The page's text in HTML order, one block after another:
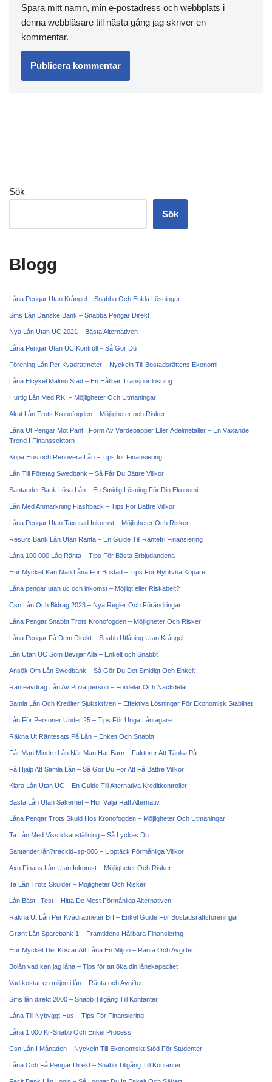
Spara mitt namn, min e-postadress och webbplats i
denna webbläsare till nästa gång jag skriver en
kommentar.
Sök
Sök
Blogg
Låna Pengar Utan Krångel – Snabba Och Enkla Lösningar
Sms Lån Danske Bank – Snabba Pengar Direkt
Nya Lån Utan UC 2021 – Bästa Alternativen
Låna Pengar Utan UC Kontroll – Så Gör Du
Förening Lån Per Kvadratmeter – Nyckeln Till Bostadsrättens Ekonomi
Låna Elcykel Malmö Stad – En Hållbar Transportlösning
Hurtig Lån Med RKI – Möjligheter Och Utmaningar
Akut Lån Trots Kronofogden – Möjligheter och Risker
Låna Ut Pengar Mot Pant I Form Av Värdepapper Eller Ädelmetaller – En Växande
Trend I Finanssektorn
Köpa Hus och Renovera Lån – Tips för Finansiering
Lån Till Företag Swedbank – Så Får Du Bättre Villkor
Santander Bank Lösa Lån – En Smidig Lösning För Din Ekonomi
Lån Med Anmärkning Flashback – Tips För Bättre Villkor
Låna Pengar Utan Taxerad Inkomst – Möjligheter Och Risker
Resurs Bank Lån Utan Ränta – En Guide Till Räntefri Finansiering
Låna 100 000 Låg Ränta – Tips För Bästa Erbjudandena
Hur Mycket Kan Man Låna För Bostad – Tips För Nyblivna Köpare
Låna pengar utan uc och inkomst – Möjligt eller Riskabelt?
Csn Lån Och Bidrag 2023 – Nya Regler Och Förändringar
Låna Pengar Snabbt Trots Kronofogden – Möjligheter Och Risker
Låna Pengar Få Dem Direkt – Snabb Utlåning Utan Krångel
Lån Utan UC Som Beviljar Alla – Enkelt och Snabbt
Ansök Om Lån Swedbank – Så Gör Du Det Smidigt Och Enkelt
Ränteavdrag Lån Av Privatperson – Fördelar Och Nackdelar
Samla Lån Och Krediter Sjukskriven – Effektiva Lösningar För Ekonomisk Stabilitet
Lån För Personer Under 25 – Tips För Unga Låntagare
Räkna Ut Räntesats På Lån – Enkelt Och Snabbt
Får Man Mindre Lån När Man Har Barn – Faktorer Att Tänka På
Få Hjälp Att Samla Lån – Så Gör Du För Att Få Bättre Villkor
Klara Lån Utan UC – En Guide Till Alternativa Kreditkontroller
Bästa Lån Utan Säkerhet – Hur Välja Rätt Alternativ
Låna Pengar Trots Skuld Hos Kronofogden – Möjligheter Och Utmaningar
Ta Lån Med Visstidsanställning – Så Lyckas Du
Santander lån?trackid=sp-006 – Upptäck Förmånliga Villkor
Axo Finans Lån Utan Inkomst – Möjligheter Och Risker
Ta Lån Trots Skulder – Möjligheter Och Risker
Lån Bäst I Test – Hitta De Mest Förmånliga Alternativen
Räkna Ut Lån Per Kvadratmeter Brf – Enkel Guide För Bostadsrättsföreningar
Grønt Lån Sparebank 1 – Framtidens Hållbara Finansiering
Hur Mycket Det Kostar Att Låna En Miljon – Ränta Och Avgifter
Bolån vad kan jag låna – Tips för att öka din lånekapacitet
Vad kostar en miljon i lån – Ränta och Avgifter
Sms lån direkt 2000 – Snabb Tillgång Till Kontanter
Låna Till Nybyggt Hus – Tips För Finansiering
Låna 1 000 Kr-Snabb Och Enkel Process
Csn Lån I Månaden – Nyckeln Till Ekonomiskt Stöd För Studenter
Låna Och Få Pengar Direkt – Snabb Tillgång Till Kontanter